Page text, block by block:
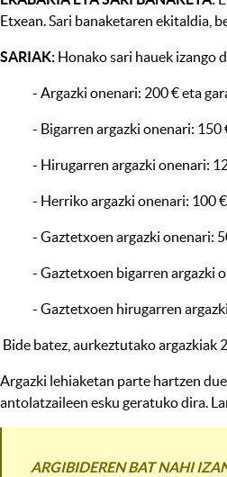
Etxean. Sari banaketaren ekitaldia,
SARIAK: Honako sari hauek izango
- Argazki onenari: 200 € eta
- Bigarren argazki onenari: 150
- Hirugarren argazki onenari:
- Herriko argazki onenari: 100 €
- Gaztetxoen argazki onenari:
- Gaztetxoen bigarren argazki
- Gaztetxoen hirugarren argazki
Bide batez, aurkeztutako argazkiak
Argazki lehiaketan parte hartzen
antolatzaileen esku geratuko dira.
ARGIBIDEREN BAT NAHI